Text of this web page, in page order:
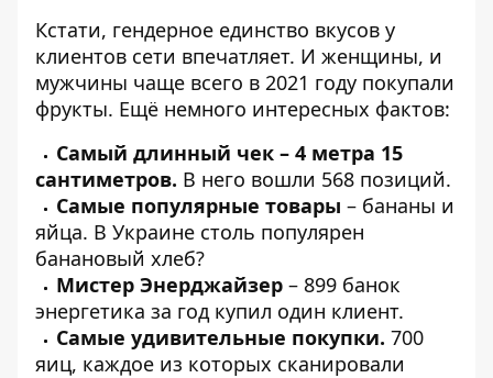
Кстати, гендерное единство вкусов у
клиентов сети впечатляет. И женщины, и
мужчины чаще всего в 2021 году покупали
фрукты. Ещё немного интересных фактов:
Самый длинный чек – 4 метра 15
сантиметров. В него вошли 568 позиций.
Самые популярные товары – бананы и
яйца. В Украине столь популярен
банановый хлеб?
Мистер Энерджайзер – 899 банок
энергетика за год купил один клиент.
Самые удивительные покупки. 700
яиц, каждое из которых сканировали